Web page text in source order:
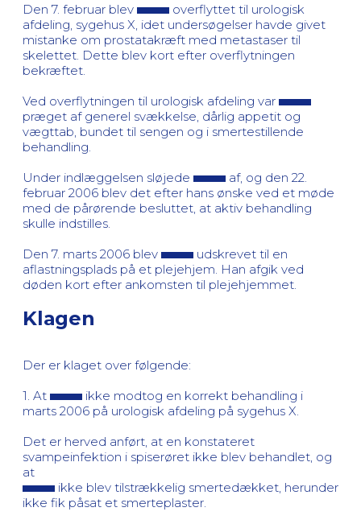
Den 7. februar blev
overflyttet til urologisk
afdeling, sygehus X, idet undersøgelser havde givet
mistanke om prostatakræft med metastaser til
skelettet. Dette blev kort efter overflytningen
bekræftet.
Ved overflytningen til urologisk afdeling var
præget af generel svækkelse, dårlig appetit og
vægttab, bundet til sengen og i smertestillende
behandling.
Under indlæggelsen sløjede
af, og den 22.
februar 2006 blev det efter hans ønske ved et møde
med de pårørende besluttet, at aktiv behandling
skulle indstilles.
Den 7. marts 2006 blev
udskrevet til en
aflastningsplads på et plejehjem. Han afgik ved
døden kort efter ankomsten til plejehjemmet.
Klagen
Der er klaget over følgende:
1. At
ikke modtog en korrekt behandling i
marts 2006 på urologisk afdeling på sygehus X.
Det er herved anført, at en konstateret
svampeinfektion i spiserøret ikke blev behandlet, og
at
ikke blev tilstrækkelig smertedækket, herunder
ikke fik påsat et smerteplaster.